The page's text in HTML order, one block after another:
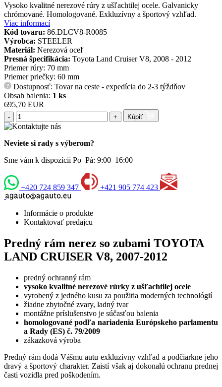
Vysoko kvalitné nerezové rúry z ušľachtilej ocele. Galvanicky
chrómované. Homologované. Exkluzívny a športový vzhľad.
Viac informací
Kód tovaru: 86.DLCV8-R0085
Výrobca: STEELER
Materiál: Nerezová oceľ
Presná špecifikácia: Toyota Land Cruiser V8, 2008 - 2012
Priemer rúry: 70 mm
Priemer priečky: 60 mm
?
Dostupnosť: Tovar na ceste - expedícia do 2-3 týždňov
Obsah balenia: 1 ks
695,70 EUR
- + Kúpiť
Neviete si rady s výberom?
Sme vám k dispozícii Po–Pá: 9:00–16:00
+420 724 859 347 +421 905 774 423
Informácie o produkte
Kontaktovať predajcu
Predný rám nerez so zubami TOYOTA
LAND CRUISER V8, 2007-2012
predný ochranný rám
vysoko kvalitné nerezové rúrky z ušľachtilej ocele
vyrobený z jedného kusu za použitia moderných technológií
žiadne zbytočné zvary, ladný tvar
montážne príslušenstvo je súčasťou balenia
homologované podľa nariadenia Európskeho parlamentu
a Rady (ES) č. 79/2009
zákazková výroba
Predný rám dodá Vášmu autu exkluzívny vzhľad a podčiarkne jeho
dravý a športový charakter. Zaistí však aj dokonalú ochranu prednej
časti vozidla pred poškodením.